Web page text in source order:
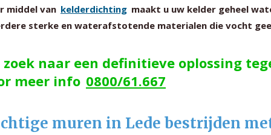
middel van kelderdichting maakt u uw kelder geheel
sterke en waterafstotende materialen die vocht
zoek naar een definitieve oplossing
meer info 0800/61.667
muren in Lede bestrijden